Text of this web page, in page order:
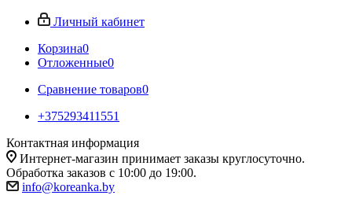
Личный кабинет
Корзина0
Отложенные0
Сравнение товаров0
+375293411551
Контактная информация
Интернет-магазин принимает заказы круглосуточно.
Обработка заказов с 10:00 до 19:00.
info@koreanka.by